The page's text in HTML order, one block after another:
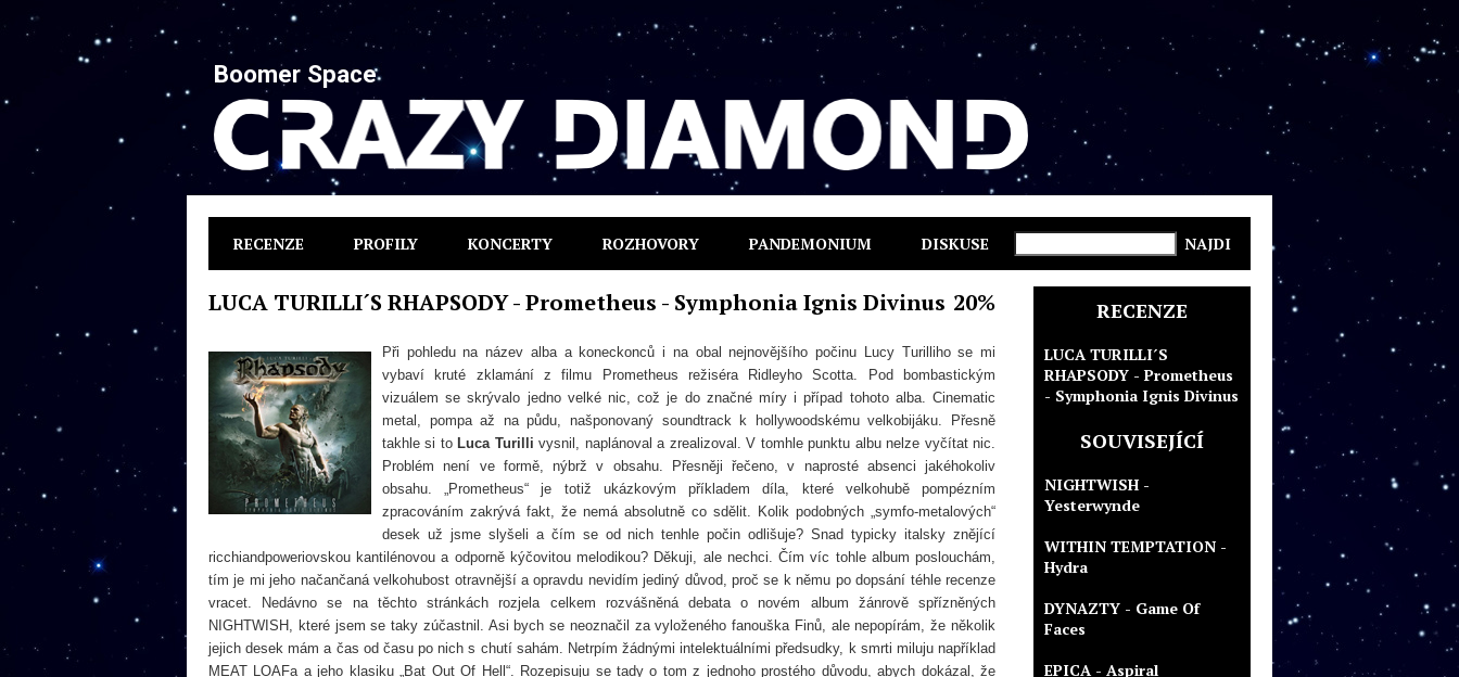
Boomer Space
RECENZE PROFILY KONCERTY ROZHOVORY PANDEMONIUM DISKUSE
LUCA TURILLI´S RHAPSODY - Prometheus - Symphonia Ignis Divinus 20%
Při pohledu na název alba a koneckonců i na obal nejnovějšího počinu Lucy Turilliho se mi
vybaví kruté zklamání z filmu Prometheus režiséra Ridleyho Scotta. Pod bombastickým
vizuálem se skrývalo jedno velké nic, což je do značné míry i případ tohoto alba. Cinematic
metal, pompa až na půdu, našponovaný soundtrack k hollywoodskému velkobijáku. Přesně
takhle si to Luca Turilli vysnil, naplánoval a zrealizoval. V tomhle punktu albu nelze vyčítat nic.
Problém není ve formě, nýbrž v obsahu. Přesněji řečeno, v naprosté absenci jakéhokoliv
obsahu. „Prometheus“ je totiž ukázkovým příkladem díla, které velkohubě pompézním
zpracováním zakrývá fakt, že nemá absolutně co sdělit. Kolik podobných „symfo-metalových“
desek už jsme slyšeli a čím se od nich tenhle počin odlišuje? Snad typicky italsky znějící
ricchiandpoweriovskou kantilénovou a odporně kýčovitou melodikou? Děkuji, ale nechci. Čím víc tohle album poslouchám,
tím je mi jeho načančaná velkohubost otravnější a opravdu nevidím jediný důvod, proč se k němu po dopsání téhle recenze
vracet. Nedávno se na těchto stránkách rozjela celkem rozvášněná debata o novém album žánrově spřízněných
NIGHTWISH, které jsem se taky zúčastnil. Asi bych se neoznačil za vyloženého fanouška Finů, ale nepopírám, že několik
jejich desek mám a čas od času po nich s chutí sahám. Netrpím žádnými intelektuálními předsudky, k smrti miluju například
MEAT LOAFa a jeho klasiku „Bat Out Of Hell“. Rozepisuju se tady o tom z jednoho prostého důvodu, abych dokázal, že
RECENZE
LUCA TURILLI´S
RHAPSODY - Prometheus
- Symphonia Ignis Divinus
SOUVISEJÍCÍ
NIGHTWISH -
Yesterwynde
WITHIN TEMPTATION -
Hydra
DYNAZTY - Game Of
Faces
EPICA - Aspiral